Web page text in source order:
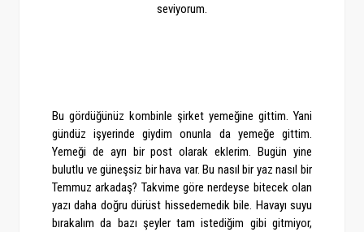
seviyorum.
Bu gördüğünüz kombinle şirket yemeğine gittim. Yani
gündüz işyerinde giydim onunla da yemeğe gittim.
Yemeği de ayrı bir post olarak eklerim. Bugün yine
bulutlu ve güneşsiz bir hava var. Bu nasıl bir yaz nasıl bir
Temmuz arkadaş? Takvime göre nerdeyse bitecek olan
yazı daha doğru dürüst hissedemedik bile. Havayı suyu
bırakalım da bazı şeyler tam istediğim gibi gitmiyor,